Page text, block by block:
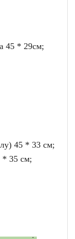
45 * 29см;
45 * 33 см;
* 35 см;